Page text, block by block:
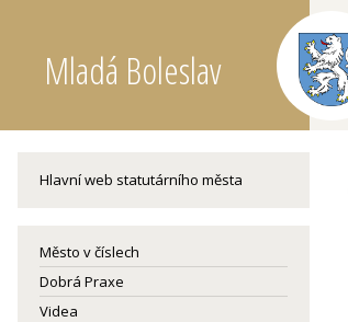
Mladá Boleslav
Hlavní web statutárního města
Město v číslech
Dobrá Praxe
Videa